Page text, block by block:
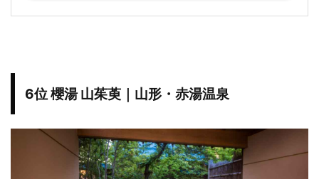
6位 櫻湯 山茱萸｜山形・赤湯温泉